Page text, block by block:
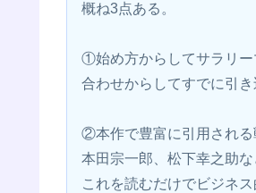
概ね3点ある。
①始め方からしてサラリー
合わせからしてすでに引き
②本作で豊富に引用される
本田宗一郎、松下幸之助
これを読むだけでビジネ